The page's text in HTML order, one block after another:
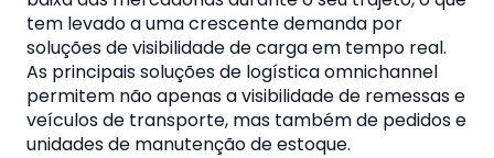
tem levado a uma crescente demanda por
soluções de visibilidade de carga em tempo real.
As principais soluções de logística omnichannel
permitem não apenas a visibilidade de remessas e
veículos de transporte, mas também de pedidos e
unidades de manutenção de estoque.